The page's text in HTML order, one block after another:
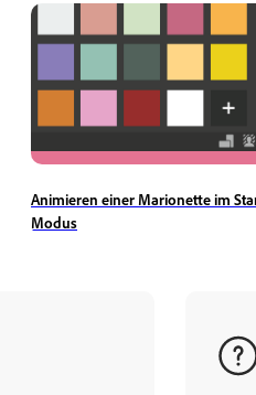
Animieren einer Marionette im
Modus